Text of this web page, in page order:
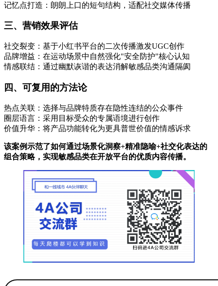
记忆点打造‌：朗朗上口的短句结构，适配社交媒体传播
三、营销效果评估‌
社交裂变‌：基于小红书平台的二次传播激发UGC创作
品牌增益‌：在运动场景中自然强化"安全防护"核心认知
情感联结‌：通过幽默诙谐的表达消解敏感品类沟通隔阂
四、可复用的方法论‌
热点关联：选择与品牌特质存在隐性连结的公众事件
圈层语言：采用目标受众的专属语境进行创作
价值升华：将产品功能转化为更具普世价值的情感诉求
该案例示范了如何通过‌场景化洞察+精准隐喻+社交化表达‌的
组合策略，实现敏感品类在开放平台的优质内容传播。